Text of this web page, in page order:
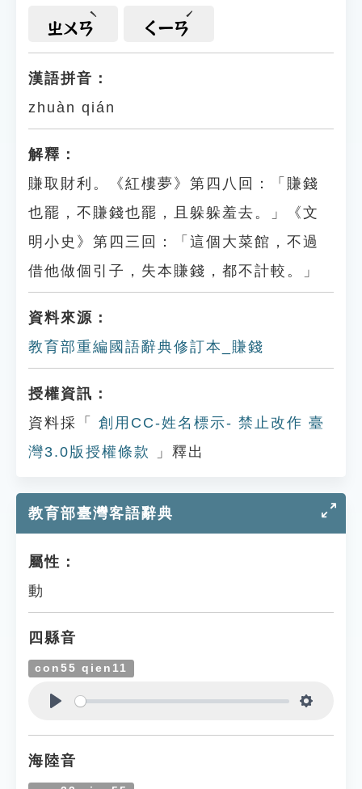
ㄓㄨㄢ ㄑㄧㄢ
漢語拼音：
zhuàn qián
解釋：
賺取財利。《紅樓夢》第四八回：「賺錢
也罷，不賺錢也罷，且躲躲羞去。」《文
明小史》第四三回：「這個大菜館，不過
借他做個引子，失本賺錢，都不計較。」
資料來源：
教育部重編國語辭典修訂本_賺錢
授權資訊：
資料採「
創用CC-姓名標示- 禁止改作 臺
灣3.0版授權條款
」釋出
教育部臺灣客語辭典
屬性：
動
四縣音
con55 qien11
海陸音